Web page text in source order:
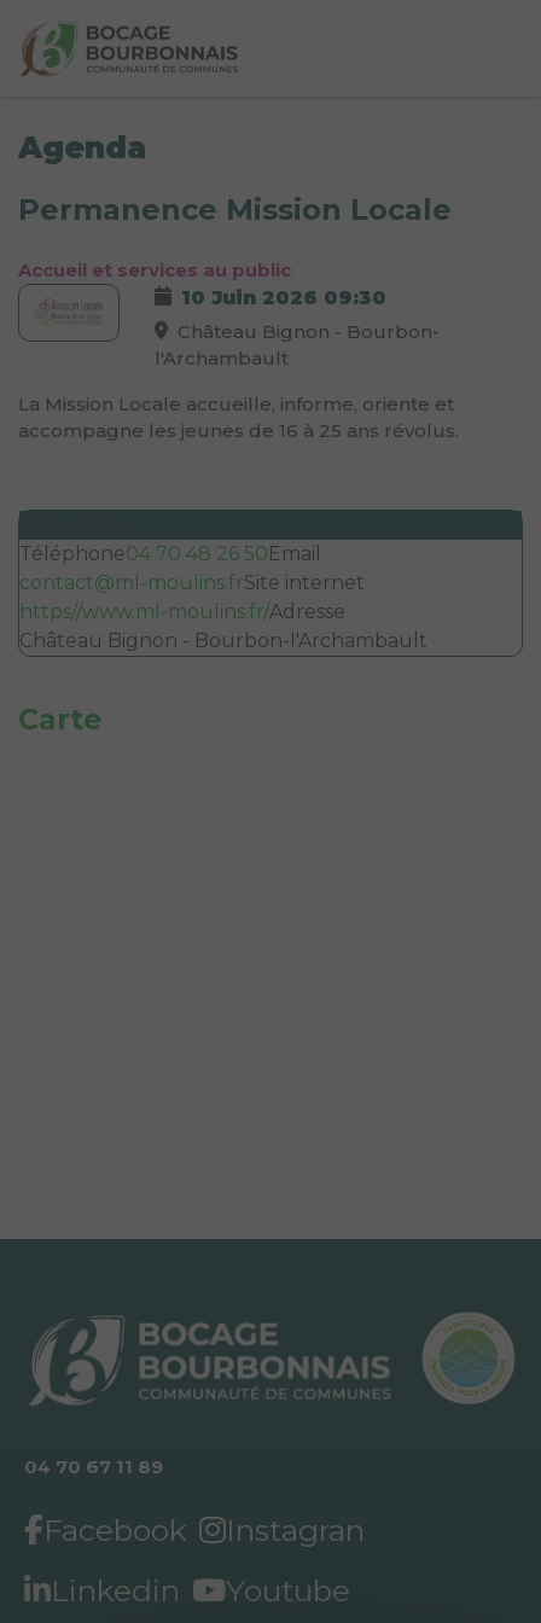
Agenda
Permanence Mission Locale
Accueil et services au public
10 Juin 2026 09:30
Château Bignon - Bourbon-
l'Archambault
La Mission Locale accueille, informe, oriente et
accompagne les jeunes de 16 à 25 ans révolus.
Téléphone04 70 48 26 50Email
contact@ml-moulins.frSite internet
https//www.ml-moulins.fr/Adresse
Château Bignon - Bourbon-l'Archambault
Carte
04 70 67 11 89
Facebook
Instagran
Linkedin
Youtube